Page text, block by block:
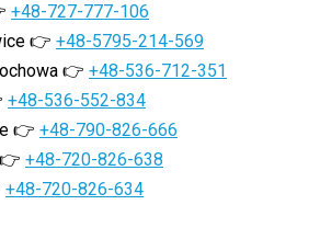
+48-727-777-106
👉 +48-5795-214-569
👉 +48-536-712-351
+48-536-552-834
👉 +48-790-826-666
+48-720-826-638
+48-720-826-634